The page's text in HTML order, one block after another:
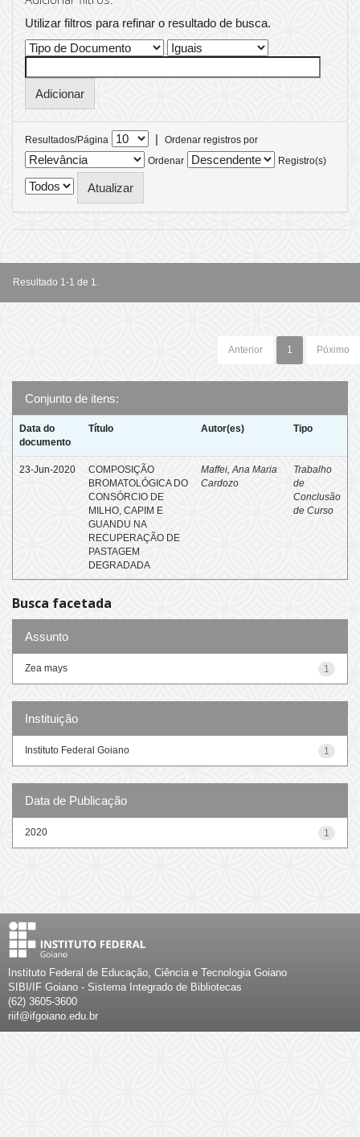
Utilizar filtros para refinar o resultado de busca.
Resultados/Página |
Ordenar registros por
Ordenar
Registro(s)
Resultado 1-1 de 1.
Anterior 1 Póximo
Conjunto de itens:
Data do
documento
Título Autor(es) Tipo
23-Jun-2020
COMPOSIÇÃO
BROMATOLÓGICA DO
CONSÓRCIO DE
MILHO, CAPIM E
GUANDU NA
RECUPERAÇÃO DE
PASTAGEM
DEGRADADA
Maffei, Ana Maria
Cardozo
Trabalho
de
Conclusão
de Curso
Busca facetada
Assunto
1
Zea mays
Instituição
1
Instituto Federal Goiano
Data de Publicação
1
2020
Instituto Federal de Educação, Ciência e Tecnologia Goiano
SIBI/IF Goiano - Sistema Integrado de Bibliotecas
(62) 3605-3600
riif@ifgoiano.edu.br